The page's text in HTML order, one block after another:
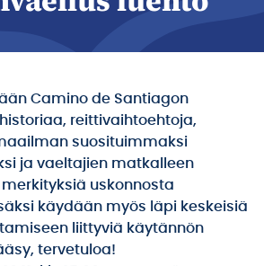
Camino de Santiagon
reittivaihtoehtoja,
suosituimmaksi
ja vaeltajien matkalleen
uskonnosta
käydään myös läpi keskeisiä
liittyviä käytännön
tervetuloa!